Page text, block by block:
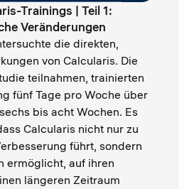
Trainings | Teil 1:
Veränderungen
die direkten,
von Calcularis. Die
teilnahmen, trainierten
fünf Tage pro Woche über
bis acht Wochen. Es
Calcularis nicht nur zu
führt, sondern
ermöglicht, auf ihren
längeren Zeitraum